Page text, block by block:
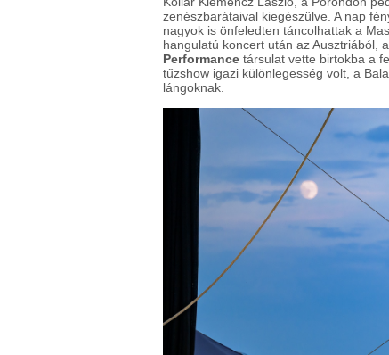
zenészbarátaival kiegészülve. A nap
nagyok is önfeledten táncolhattak a
hangulatú koncert után az Ausztriából,
Performance társulat vette birtokba a
tűzshow igazi különlegesség volt, a
lángoknak.